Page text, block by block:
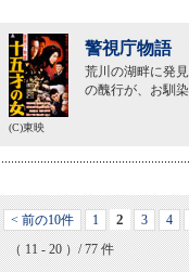
警視庁物語
荒川の湖畔に発
の醜行が、お馴
(C)東映
< 前の10件 1 2 3 4
（ 11 - 20 ）/ 77 件